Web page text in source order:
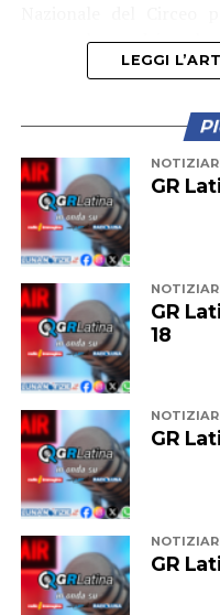
personale e dai
protezione delle
emersioni”, assicurano
Al 21 luglio erano 11 i
caretta censiti sulle
Sperlonga.
LEGGI
GR
GR
18
GR
GR